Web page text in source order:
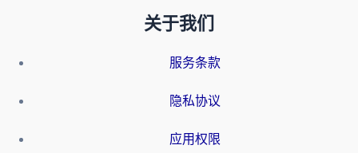
关于我们
服务条款
隐私协议
应用权限